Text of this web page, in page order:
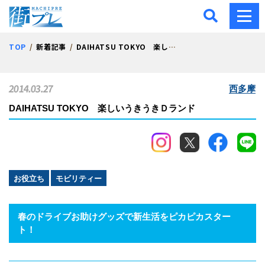
街プレ -東京・西多摩の
TOP 新着記事 DAIHATSU TOKYO 楽しいうきうきＤランド
DAIHATSU TOKYO 楽しいうきうきＤランド
お役立ち モビリティー
2014.03.27 西多摩
春のドライブお助けグッズで新生活をピカピカスター
ト！